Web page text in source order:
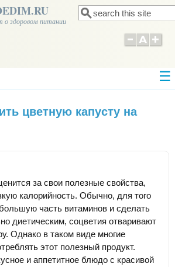
о здоровом питании Форма поиска
Поиск
цветную капусту на
за свои полезные свойства,
калорийность. Обычно, для того
часть витаминов и сделать
диетическим, соцветия отваривают
Однако в таком виде многие
этот полезный продукт.
и аппетитное блюдо с красивой